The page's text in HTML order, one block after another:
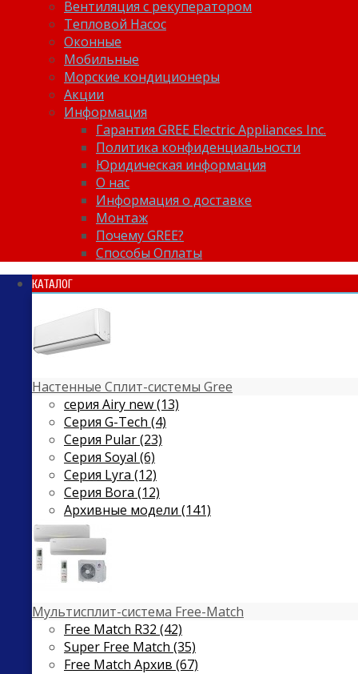
Вентиляция с рекуператором
Тепловой Насос
Оконные
Мобильные
Морские кондиционеры
Акции
Информация
Гарантия GREE Electric Appliances Inc.
Политика конфиденциальности
Юридическая информация
О нас
Информация о доставке
Монтаж
Почему GREE?
Способы Оплаты
КАТАЛОГ
Настенные Сплит-системы Gree
серия Airy new (13)
Серия G-Tech (4)
Серия Pular (23)
Cерия Soyal (6)
Серия Lyra (12)
Серия Bora (12)
Архивные модели (141)
Мультисплит-система Free-Match
Free Match R32 (42)
Super Free Match (35)
Free Match Архив (67)